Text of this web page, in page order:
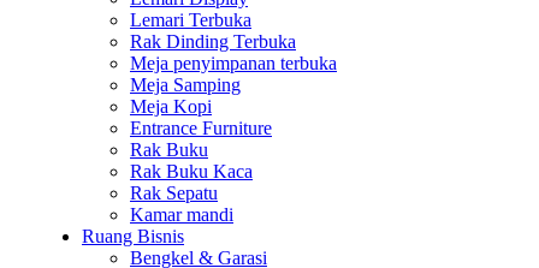
Lemari Terbuka
Rak Dinding Terbuka
Meja penyimpanan terbuka
Meja Samping
Meja Kopi
Entrance Furniture
Rak Buku
Rak Buku Kaca
Rak Sepatu
Kamar mandi
Ruang Bisnis
Bengkel & Garasi